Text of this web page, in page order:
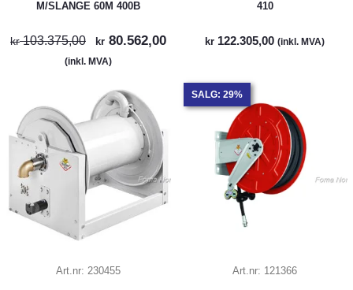
M/SLANGE 60M 400B
kr103.375,00 kr 80.562,00
(inkl. MVA)
410
kr 122.305,00 (inkl. MVA)
Art.nr: 230455
SALG: 29%
Art.nr: 121366